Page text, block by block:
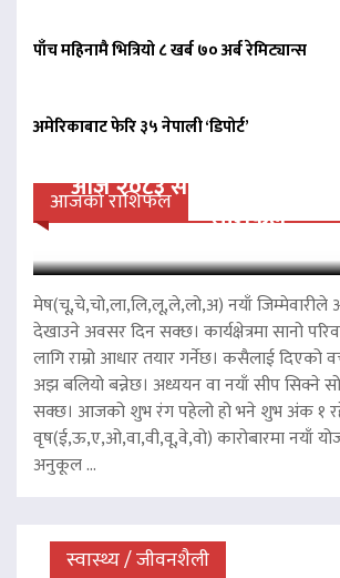
पाँच महिनामै भित्रियो ८ खर्ब ७० अर्ब रेमिट्यान्स
अमेरिकाबाट फेरि ३५ नेपाली ‘डिपोर्ट’
आजको राशिफल
आज २०८३ साल साउन २३ गते
राशिफल
मेष(चू,चे,चो,ला,लि,लू,ले,लो,अ) नयाँ जिम्मेवारीले
देखाउने अवसर दिन सक्छ। कार्यक्षेत्रमा सानो
लागि राम्रो आधार तयार गर्नेछ। कसैलाई दिएको
अझ बलियो बन्नेछ। अध्ययन वा नयाँ सीप सिक्ने
सक्छ। आजको शुभ रंग पहेलो हो भने शुभ अंक १
वृष(ई,ऊ,ए,ओ,वा,वी,वू,वे,वो) कारोबारमा नयाँ
अनुकूल ...
स्वास्थ्य / जीवनशैली